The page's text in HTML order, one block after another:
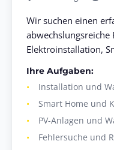
Wir suchen einen
abwechslungsreiche
Elektroinstallation,
Ihre Aufgaben:
Installation und
Smart Home und
PV-Anlagen und
Fehlersuche und